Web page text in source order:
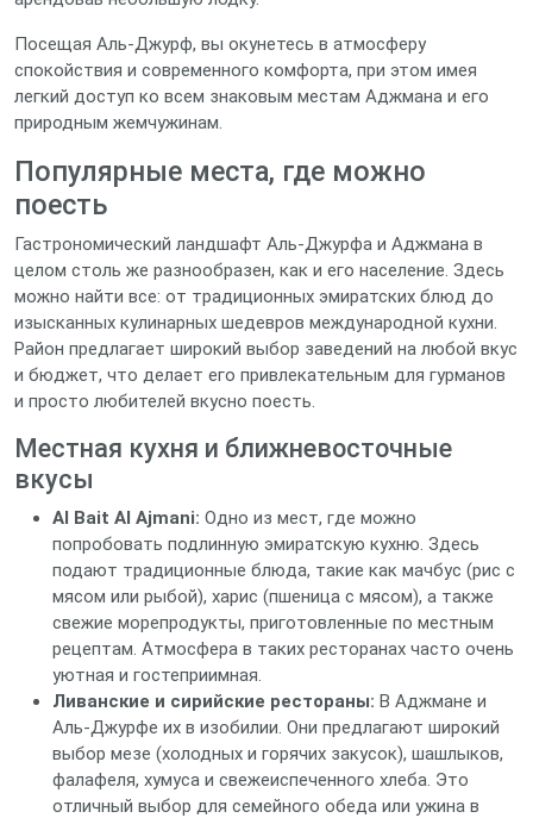
Посещая Аль-Джурф, вы окунетесь в атмосферу
спокойствия и современного комфорта, при этом имея
легкий доступ ко всем знаковым местам Аджмана и его
природным жемчужинам.
Популярные места, где можно
поесть
Гастрономический ландшафт Аль-Джурфа и Аджмана в
целом столь же разнообразен, как и его население. Здесь
можно найти все: от традиционных эмиратских блюд до
изысканных кулинарных шедевров международной кухни.
Район предлагает широкий выбор заведений на любой вкус
и бюджет, что делает его привлекательным для гурманов
и просто любителей вкусно поесть.
Местная кухня и ближневосточные
вкусы
Al Bait Al Ajmani: Одно из мест, где можно
попробовать подлинную эмиратскую кухню. Здесь
подают традиционные блюда, такие как мачбус (рис с
мясом или рыбой), харис (пшеница с мясом), а также
свежие морепродукты, приготовленные по местным
рецептам. Атмосфера в таких ресторанах часто очень
уютная и гостеприимная.
Ливанские и сирийские рестораны: В Аджмане и
Аль-Джурфе их в изобилии. Они предлагают широкий
выбор мезе (холодных и горячих закусок), шашлыков,
фалафеля, хумуса и свежеиспеченного хлеба. Это
отличный выбор для семейного обеда или ужина в